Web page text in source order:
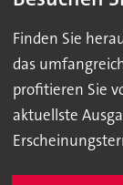
Finden Sie
das
profitieren Sie
aktuellste